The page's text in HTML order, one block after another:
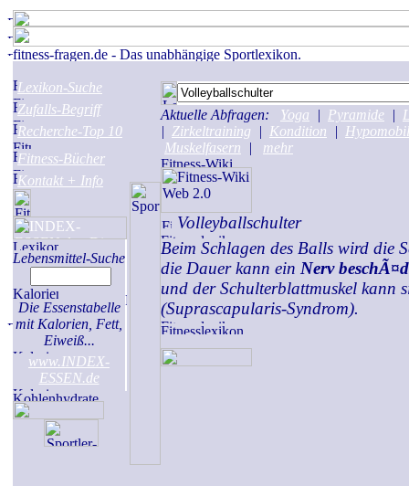
Lexikon-Suche
Zufalls-Begriff
Recherche-Top 10
Fitness-Bücher
Kontakt + Info
Lebensmittel-Suche
Die Essenstabelle
mit Kalorien, Fett,
Eiweiß...
www.INDEX-
ESSEN.de
Aktuelle Abfragen: Yoga | Pyramide |
| Zirkeltraining | Kondition |
Muskelfasern
| mehr
Volleyballschulter
Beim Schlagen des Balls wird die
die Dauer kann ein Nerv
und der Schulterblattmuskel kann
(Suprascapularis-Syndrom).